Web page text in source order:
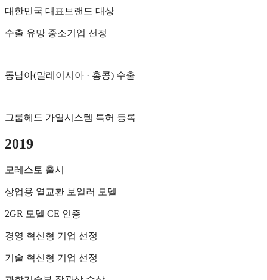
대한민국 대표브랜드 대상
수출 유망 중소기업 선정
동남아(말레이시아 · 홍콩) 수출
그룹헤드 가열시스템 특허 등록
2019
모레스토 출시
상업용 열교환 보일러 모델
2GR 모델 CE 인증
경영 혁신형 기업 선정
기술 혁신형 기업 선정